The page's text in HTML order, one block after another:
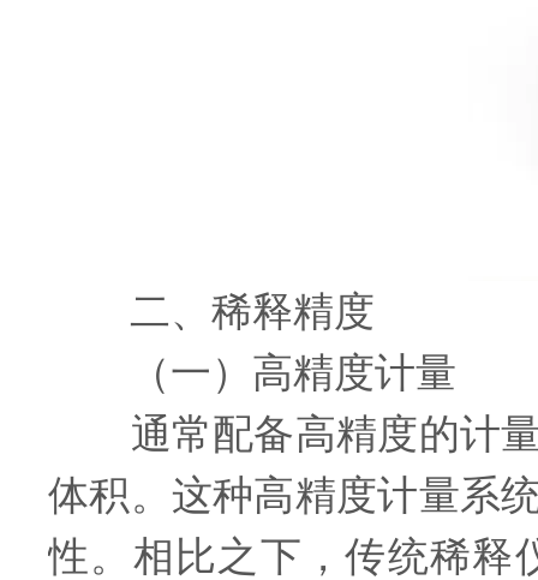
二、稀释精度
（一）高精度计量
通常配备高精度的计量
体积。这种高精度计量系
性。相比之下，传统稀释